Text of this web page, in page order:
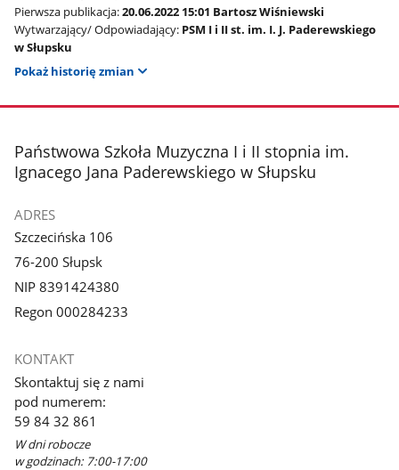
Pierwsza publikacja:20.06.2022 15:01 Bartosz Wiśniewski
Wytwarzający/ Odpowiadający: PSM I i II st. im. I. J. Paderewskiego
w Słupsku
Pokaż historię zmian
stopka
Państwowa Szkoła Muzyczna I i II stopnia im.
Ignacego Jana Paderewskiego w Słupsku
ADRES
Szczecińska 106
76-200 Słupsk
NIP 8391424380
Regon 000284233
KONTAKT
Skontaktuj się z nami
pod numerem:
59 84 32 861
W dni robocze
w godzinach: 7:00-17:00